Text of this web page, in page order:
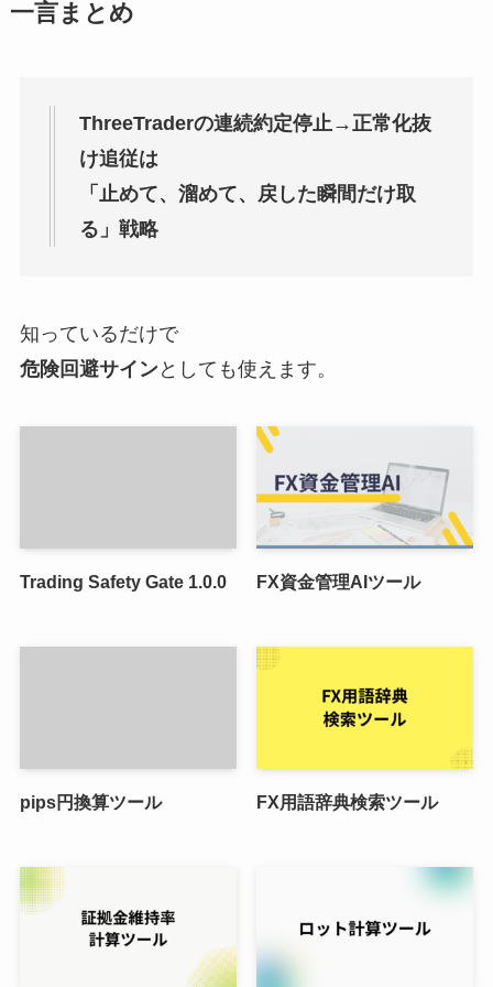
一言まとめ
ThreeTraderの連続約定停止→正常化抜
け追従は
「止めて、溜めて、戻した瞬間だけ取
る」戦略
知っているだけで
危険回避サインとしても使えます。
Trading Safety Gate 1.0.0 FX資金管理AIツール
pips円換算ツール FX用語辞典検索ツール